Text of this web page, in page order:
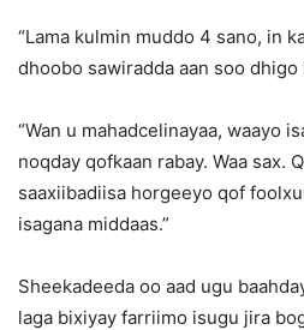
“Lama kulmin muddo 4 sano, in
dhoobo sawiradda aan soo dhigo
“Wan u mahadcelinayaa, waayo
noqday qofkaan rabay. Waa sax.
saaxiibadiisa horgeeyo qof
isagana middaas.”
Sheekadeeda oo aad ugu
laga bixiyay farriimo isugu jira